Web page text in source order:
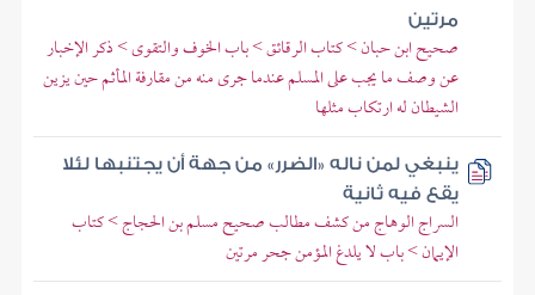
مرتين
صحيح ابن حبان > كتاب الرقائق > باب الخوف والتقوى > ذكر الإخبار
عن وصف ما يجب على المسلم عندما جرى منه من مقارفة المأثم حين يزين
الشيطان له ارتكاب مثلها
ينبغي لمن ناله «الضرر» من جهة أن يجتنبها لئلا
يقع فيه ثانية
السراج الوهاج من كشف مطالب صحيح مسلم بن الحجاج > كتاب
الإيمان > باب لا يلدغ المؤمن جحر مرتين